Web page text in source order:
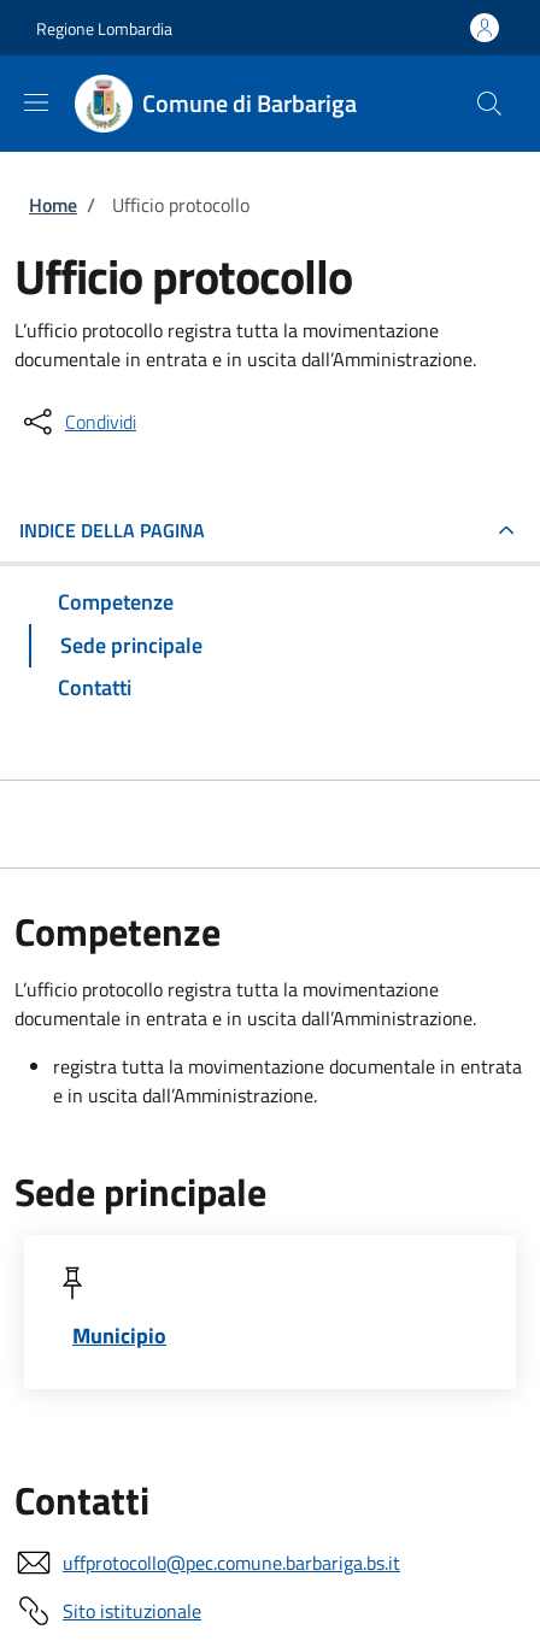
Regione Lombardia
Comune di Barbariga
Briciole di pane
Home / Ufficio protocollo
Ufficio protocollo
L’ufficio protocollo registra tutta la movimentazione
documentale in entrata e in uscita dall’Amministrazione.
Condividi
INDICE DELLA PAGINA
Competenze
Sede principale
Contatti
Competenze
L’ufficio protocollo registra tutta la movimentazione
documentale in entrata e in uscita dall’Amministrazione.
registra tutta la movimentazione documentale in entrata
e in uscita dall’Amministrazione.
Sede principale
Municipio
Contatti
uffprotocollo@pec.comune.barbariga.bs.it
Sito istituzionale